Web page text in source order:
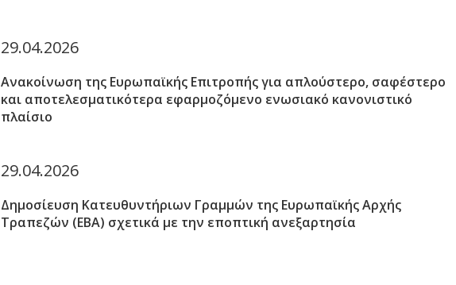
29.04.2026
Ανακοίνωση της Ευρωπαϊκής Επιτροπής για απλούστερο, σαφέστερο
και αποτελεσματικότερα εφαρμοζόμενο ενωσιακό κανονιστικό
πλαίσιο
29.04.2026
Δημοσίευση Κατευθυντήριων Γραμμών της Ευρωπαϊκής Αρχής
Τραπεζών (ΕΒΑ) σχετικά με την εποπτική ανεξαρτησία